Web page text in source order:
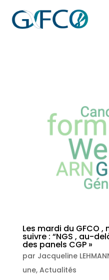
Les mardi du GFCO
suivre : “NGS , au-
des panels CGP »
par Jacqueline
une, Actualités